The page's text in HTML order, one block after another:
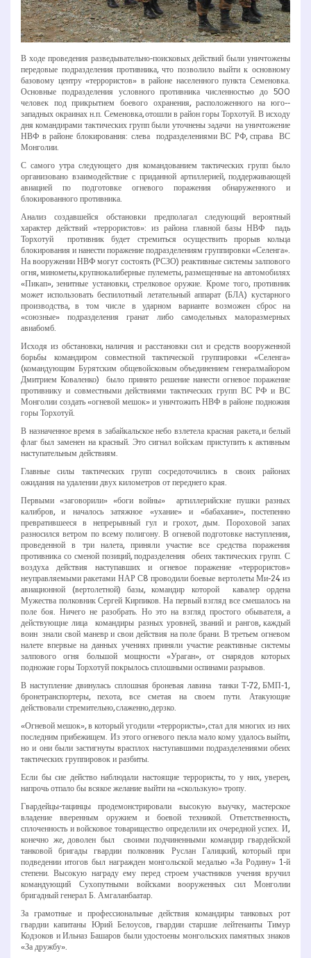
В ходе проведения разведывательно-­поисковых действий были уничтожены
передовые подразделения противника, что позволило выйти к основному
базовому центру «террористов» в районе населенного пункта Семеновка.
Основные подразделения условного противника численностью до 500
человек под прикрытием боевого охранения, расположенного на юго-­
западных окраинах н.п. Семеновка, отошли в район горы Торхотуй. В исходу
дня командирами тактических групп были уточнены задачи на уничтожение
НВФ в районе блокирования: слева ­ подразделениями ВС РФ, справа ­ ВС
Монголии.
С самого утра следующего дня командованием тактических групп было
организовано взаимодействие с приданной артиллерией, поддерживающей
авиацией по подготовке огневого поражения обнаруженного и
блокированного противника.
Анализ создавшейся обстановки предполагал следующий вероятный
характер действий «террористов»: из района главной базы НВФ ­ падь
Торхотуй ­ противник будет стремиться осуществить прорыв кольца
блокирования и нанести поражение подразделениям группировки «Селенга».
На вооружении НВФ могут состоять (РСЗО) реактивные системы залпового
огня, минометы, крупнокалиберные пулеметы, размещенные на автомобилях
«Пикап», зенитные установки, стрелковое оружие. Кроме того, противник
может использовать беспилотный летательный аппарат (БЛА) кустарного
производства, в том числе в ударном варианте возможен сброс на
«союзные» подразделения гранат либо самодельных малоразмерных
авиабомб.
Исходя из обстановки, наличия и расстановки сил и средств вооруженной
борьбы командиром совместной тактической группировки «Селенга»
(командующим Бурятским общевойсковым объединением генерал­майором
Дмитрием Коваленко) было принято решение нанести огневое поражение
противнику и совместными действиями тактических групп ВС РФ и ВС
Монголии создать «огневой мешок» и уничтожить НВФ в районе подножия
горы Торхотуй.
В назначенное время в забайкальское небо взлетела красная ракета, и белый
флаг был заменен на красный. Это сигнал войскам приступить к активным
наступательным действиям.
Главные силы тактических групп сосредоточились в своих районах
ожидания на удалении двух километров от переднего края.
Первыми «заговорили» «боги войны» ­ артиллерийские пушки разных
калибров, и началось затяжное «ухание» и «бабахание», постепенно
превратившееся в непрерывный гул и грохот, дым. Пороховой запах
разносился ветром по всему полигону. В огневой подготовке наступления,
проведенной в три налета, приняли участие все средства поражения
противника со сменой позиций, подразделения обеих тактических групп. С
воздуха действия наступавших и огневое поражение «террористов»
неуправляемыми ракетами НАР С­8 проводили боевые вертолеты Ми­-24 из
авиационной (вертолетной) базы, командир которой ­ кавалер ордена
Мужества полковник Сергей Кирпиков. На первый взгляд все смешалось на
поле боя. Ничего не разобрать. Но это на взгляд простого обывателя, а
действующие лица ­ командиры разных уровней, званий и рангов, каждый
воин ­ знали свой маневр и свои действия на поле брани. В третьем огневом
налете впервые на данных учениях приняли участие реактивные системы
залпового огня большой мощности «Ураган», от снарядов которых
подножие горы Торхотуй покрылось сплошными оспинами разрывов.
В наступление двинулась сплошная броневая лавина ­ танки Т­-72, БМП-­1,
бронетранспортеры, пехота, все сметая на своем пути. Атакующие
действовали стремительно, слаженно, дерзко.
«Огневой мешок», в который угодили «террористы», стал для многих из них
последним прибежищем. Из этого огневого пекла мало кому удалось выйти,
но и они были застигнуты врасплох наступавшими подразделениями обеих
тактических группировок и разбиты.
Если бы сие действо наблюдали настоящие террористы, то у них, уверен,
напрочь отпало бы всякое желание выйти на «скользкую» тропу.
Гвардейцы-­тацинцы продемонстрировали высокую выучку, мастерское
владение вверенным оружием и боевой техникой. Ответственность,
сплоченность и войсковое товарищество определили их очередной успех. И,
конечно же, доволен был своими подчиненными командир гвардейской
танковой бригады гвардии полковник Руслан Галицкий, который при
подведении итогов был награжден монгольской медалью «За Родину» 1-­й
степени. Высокую награду ему перед строем участников учения вручил
командующий Сухопутными войсками вооруженных сил Монголии
бригадный генерал Б. Амгаланбаатар.
За грамотные и профессиональные действия командиры танковых рот
гвардии капитаны Юрий Белоусов, гвардии старшие лейтенанты Тимур
Кодзоков и Ильназ Башаров были удостоены монгольских памятных знаков
«За дружбу».